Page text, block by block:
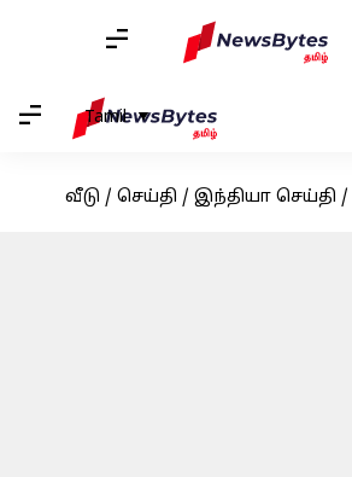
Tamil
வீடு / செய்தி / இந்தியா செய்தி /